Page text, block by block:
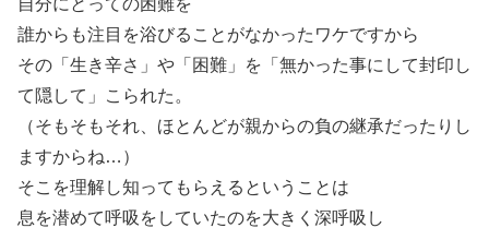
誰からも注目を浴びることがなかったワケですから
その「生き辛さ」や「困難」を「無かった事にして封印し
て隠して」こられた。
（そもそもそれ、ほとんどが親からの負の継承だったりし
ますからね…）
そこを理解し知ってもらえるということは
息を潜めて呼吸をしていたのを大きく深呼吸し